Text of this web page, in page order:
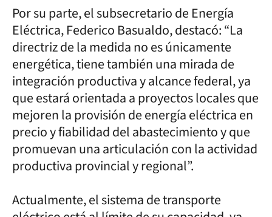
Por su parte, el subsecretario de Energía
Eléctrica, Federico Basualdo, destacó: “La
directriz de la medida no es únicamente
energética, tiene también una mirada de
integración productiva y alcance federal, ya
que estará orientada a proyectos locales que
mejoren la provisión de energía eléctrica en
precio y fiabilidad del abastecimiento y que
promuevan una articulación con la actividad
productiva provincial y regional”.
Actualmente, el sistema de transporte